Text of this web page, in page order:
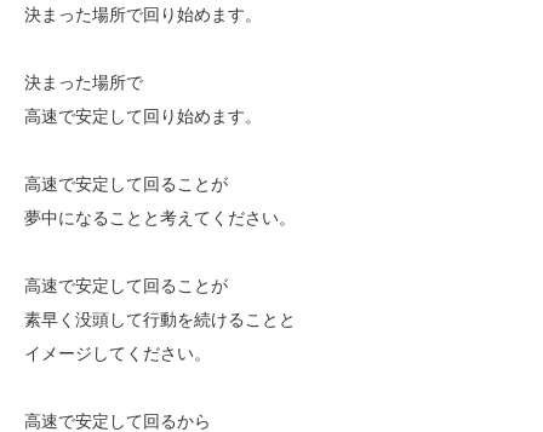
決まった場所で回り始めます。
決まった場所で
高速で安定して回り始めます。
高速で安定して回ることが
夢中になることと考えてください。
高速で安定して回ることが
素早く没頭して行動を続けることと
イメージしてください。
高速で安定して回るから